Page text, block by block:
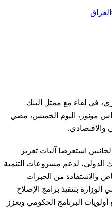
في لقاء مع ممثل البنك
مونوز، اليوم الخميس، مضي
والاقتصادي.
استعرضا آليات تعزيز
الدولي، لدعم مشروعات التنمية
والاستفادة من الخبرات
الوزارة بتنفيذ برامج الإصلاح
البرنامج الحكومي ويعزز